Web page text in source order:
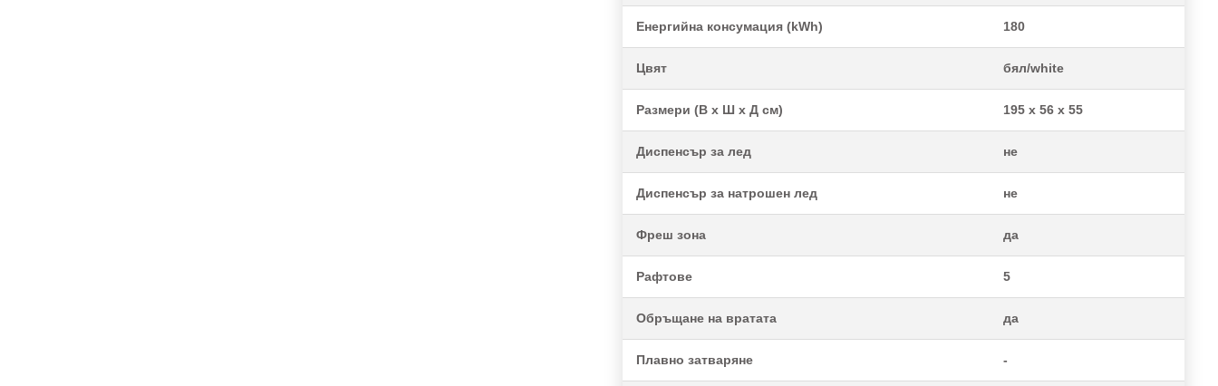
Енергийна консумация (kWh) 180
Цвят бял/white
Размери (В х Ш х Д см) 195 x 56 x 55
Диспенсър за лед не
Диспенсър за натрошен лед не
Фреш зона да
Рафтове 5
Обръщане на вратата да
Плавно затваряне -